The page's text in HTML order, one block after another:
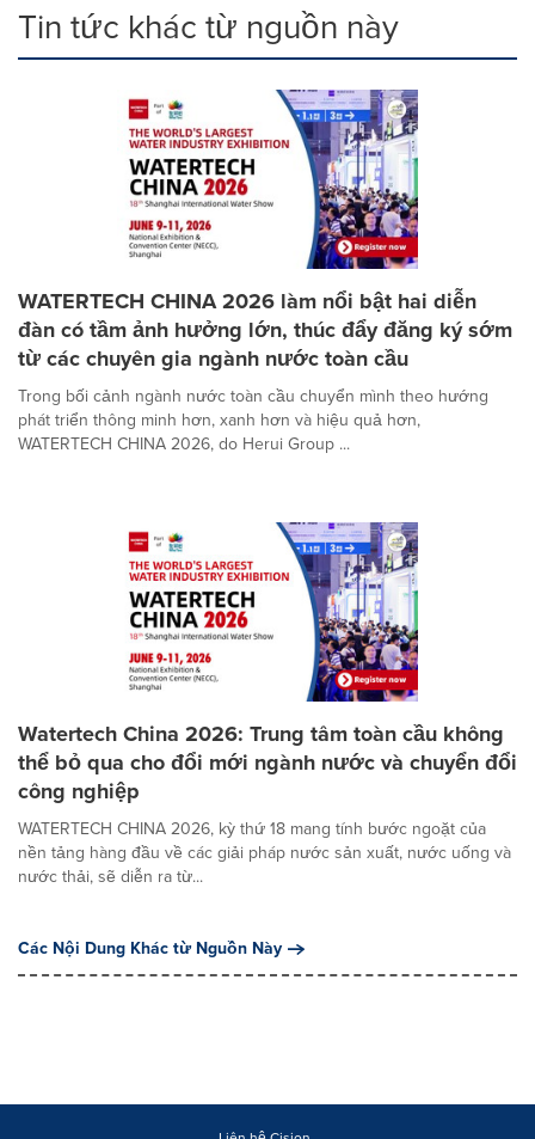
Tin tức khác từ nguồn này
WATERTECH CHINA 2026 làm nổi bật hai diễn
đàn có tầm ảnh hưởng lớn, thúc đẩy đăng ký sớm
từ các chuyên gia ngành nước toàn cầu
Trong bối cảnh ngành nước toàn cầu chuyển mình theo hướng
phát triển thông minh hơn, xanh hơn và hiệu quả hơn,
WATERTECH CHINA 2026, do Herui Group ...
Watertech China 2026: Trung tâm toàn cầu không
thể bỏ qua cho đổi mới ngành nước và chuyển đổi
công nghiệp
WATERTECH CHINA 2026, kỳ thứ 18 mang tính bước ngoặt của
nền tảng hàng đầu về các giải pháp nước sản xuất, nước uống và
nước thải, sẽ diễn ra từ...
Các Nội Dung Khác từ Nguồn Này